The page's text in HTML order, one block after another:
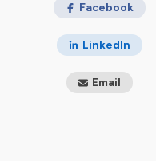
c’est aussi une diversité
auditeurs qui vivent
l’impact de l’Europe
diversifiée avec un
Facebook
LinkedIn
Email